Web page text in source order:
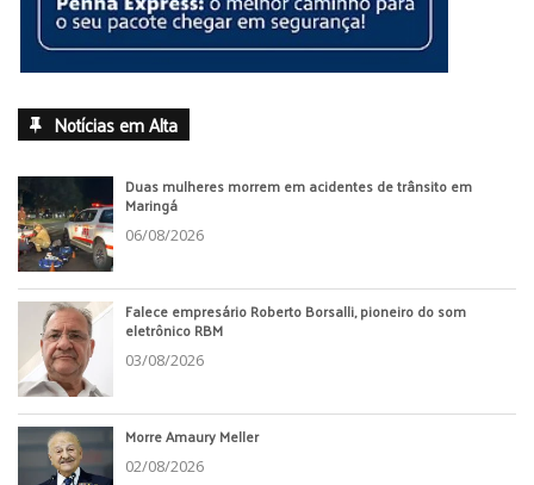
Notícias em Alta
Duas mulheres morrem em acidentes de trânsito em
Maringá
06/08/2026
Falece empresário Roberto Borsalli, pioneiro do som
eletrônico RBM
03/08/2026
Morre Amaury Meller
02/08/2026